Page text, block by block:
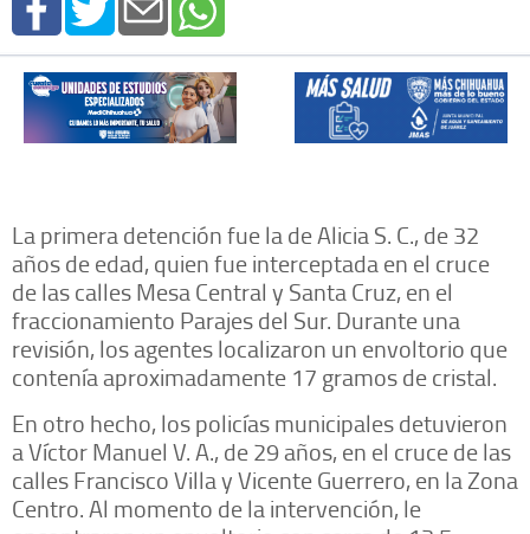
La primera detención fue la de Alicia S. C., de 32
años de edad, quien fue interceptada en el cruce
de las calles Mesa Central y Santa Cruz, en el
fraccionamiento Parajes del Sur. Durante una
revisión, los agentes localizaron un envoltorio que
contenía aproximadamente 17 gramos de cristal.
En otro hecho, los policías municipales detuvieron
a Víctor Manuel V. A., de 29 años, en el cruce de las
calles Francisco Villa y Vicente Guerrero, en la Zona
Centro. Al momento de la intervención, le